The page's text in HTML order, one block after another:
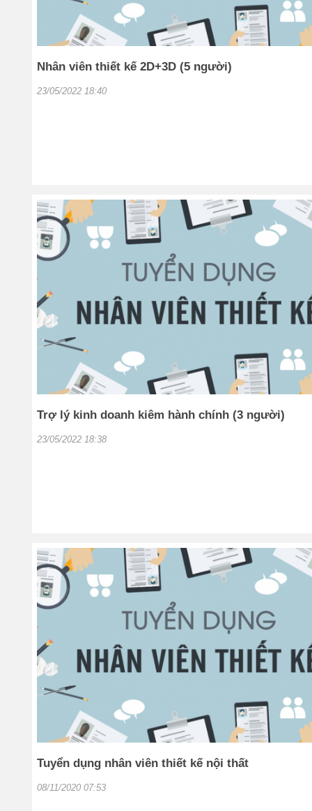
Nhân viên thiết kế 2D+3D (5 người)
23/05/2022 18:40
Trợ lý kinh doanh kiêm hành chính (3 người)
23/05/2022 18:38
Tuyển dụng nhân viên thiết kế nội thất
08/11/2020 07:53